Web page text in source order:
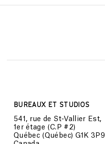
BUREAUX ET STUDIOS
541, rue de St-Vallier Est,
1er étage (C.P #2)
Québec (Québec) G1K 3P9